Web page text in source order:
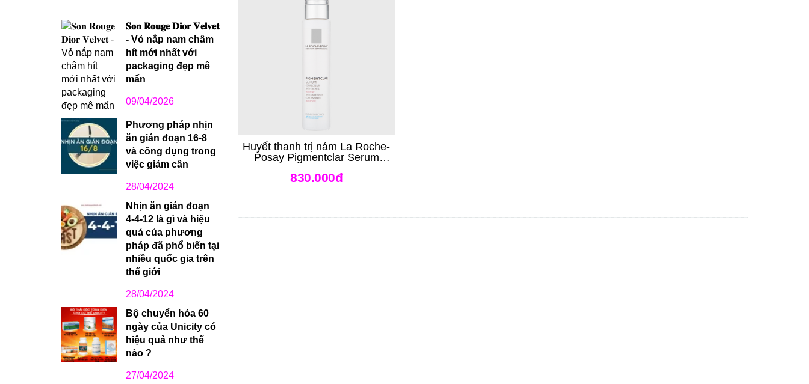
Huyết thanh trị nám La Roche-
Posay Pigmentclar Serum
And Anti Dark Spot Reducer
830.000đ
𝐒𝐨𝐧 𝐑𝐨𝐮𝐠𝐞 𝐃𝐢𝐨𝐫 𝐕𝐞𝐥𝐯𝐞𝐭
- Vỏ nắp nam châm
hít mới nhất với
packaging đẹp mê
mẩn
09/04/2026
Phương pháp nhịn
ăn gián đoạn 16-8
và công dụng trong
việc giảm cân
28/04/2024
Nhịn ăn gián đoạn
4-4-12 là gì và hiệu
quả của phương
pháp đã phổ biến tại
nhiều quốc gia trên
thế giới
28/04/2024
Bộ chuyển hóa 60
ngày của Unicity có
hiệu quả như thế
nào ?
27/04/2024